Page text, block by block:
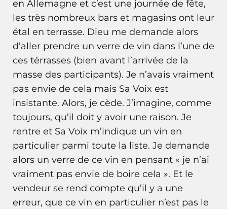
en Allemagne et c’est une journée de fête,
les très nombreux bars et magasins ont leur
étal en terrasse. Dieu me demande alors
d’aller prendre un verre de vin dans l’une de
ces térrasses (bien avant l’arrivée de la
masse des participants). Je n’avais vraiment
pas envie de cela mais Sa Voix est
insistante. Alors, je cède. J’imagine, comme
toujours, qu’il doit y avoir une raison. Je
rentre et Sa Voix m’indique un vin en
particulier parmi toute la liste. Je demande
alors un verre de ce vin en pensant « je n’ai
vraiment pas envie de boire cela ». Et le
vendeur se rend compte qu’il y a une
erreur, que ce vin en particulier n’est pas le